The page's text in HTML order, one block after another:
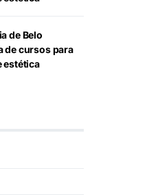
de Belo
de cursos para
estética